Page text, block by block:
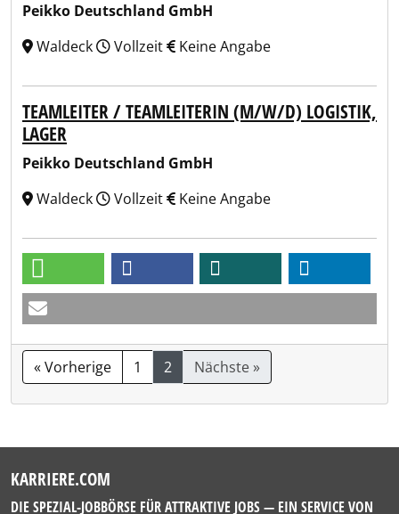
Peikko Deutschland GmbH
Waldeck
Vollzeit Keine Angabe
TEAMLEITER / TEAMLEITERIN (M/W/D) LOGISTIK,
LAGER
Peikko Deutschland GmbH
Waldeck
Vollzeit Keine Angabe
« Vorherige 1 2 Nächste »
KARRIERE.COM
DIE SPEZIAL-JOBBÖRSE FÜR ATTRAKTIVE JOBS — EIN SERVICE VON